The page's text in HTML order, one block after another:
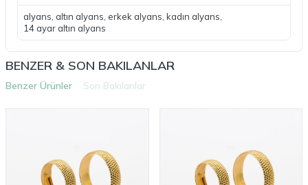
alyans, altın alyans, erkek alyans, kadın alyans,
14 ayar altın alyans
BENZER & SON BAKILANLAR
Benzer Ürünler Son Bakılanlar